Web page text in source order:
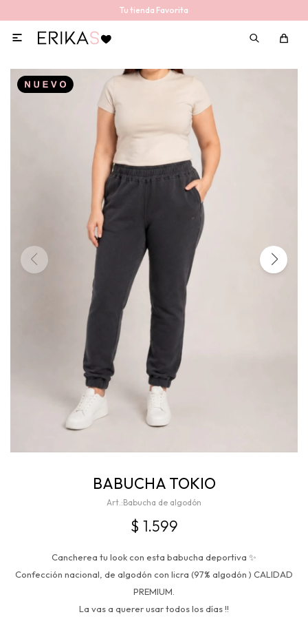
Tu tienda Favorita

BABUCHA TOKIO
Babucha de algodón
$ 1.599
Cancherea tu look con esta babucha deportiva ✨
Confección nacional, de algodón con licra (97% algodón ) CALIDAD
PREMIUM.
La vas a querer usar todos los días !!